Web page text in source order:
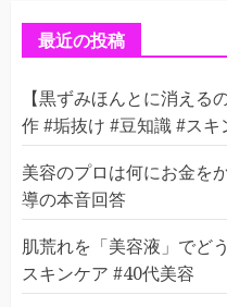
最近の投稿
【黒ずみほんとに消える
作 #垢抜け #豆知識 #スキ
美容のプロは何にお金を
導の本音回答
肌荒れを「美容液」でど
スキンケア #40代美容